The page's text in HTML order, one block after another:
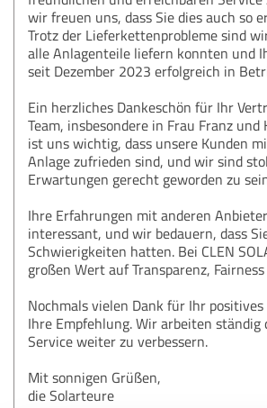
wir freuen uns, dass Sie dies auch so
Trotz der Lieferkettenprobleme sind
alle Anlagenteile liefern konnten und
seit Dezember 2023 erfolgreich in
Ein herzliches Dankeschön für Ihr
Team, insbesondere in Frau Franz und
ist uns wichtig, dass unsere Kunden
Anlage zufrieden sind, und wir sind
Erwartungen gerecht geworden zu
Ihre Erfahrungen mit anderen
interessant, und wir bedauern, dass
Schwierigkeiten hatten. Bei CLEN
großen Wert auf Transparenz,
Nochmals vielen Dank für Ihr positives
Ihre Empfehlung. Wir arbeiten ständig
Service weiter zu verbessern.
Mit sonnigen Grüßen,
die Solarteure